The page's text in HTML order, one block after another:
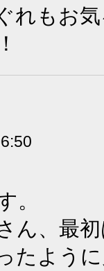
れもお
。
ん、最
たよう